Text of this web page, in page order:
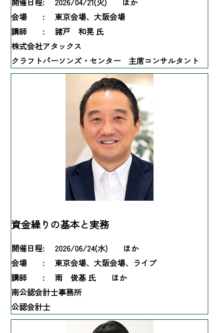
会場 :
東京会場、大阪会場
講師 :
諸戸 和晃 氏
株式会社アタックス
クラフトパーソンズ・センター 主席コンサルタント
資金繰りの基本と実務
開催日程:
2026/06/24(水) ほか
会場 :
東京会場、大阪会場、ライブ
講師 :
南 俊基 氏 ほか
南公認会計士事務所
公認会計士